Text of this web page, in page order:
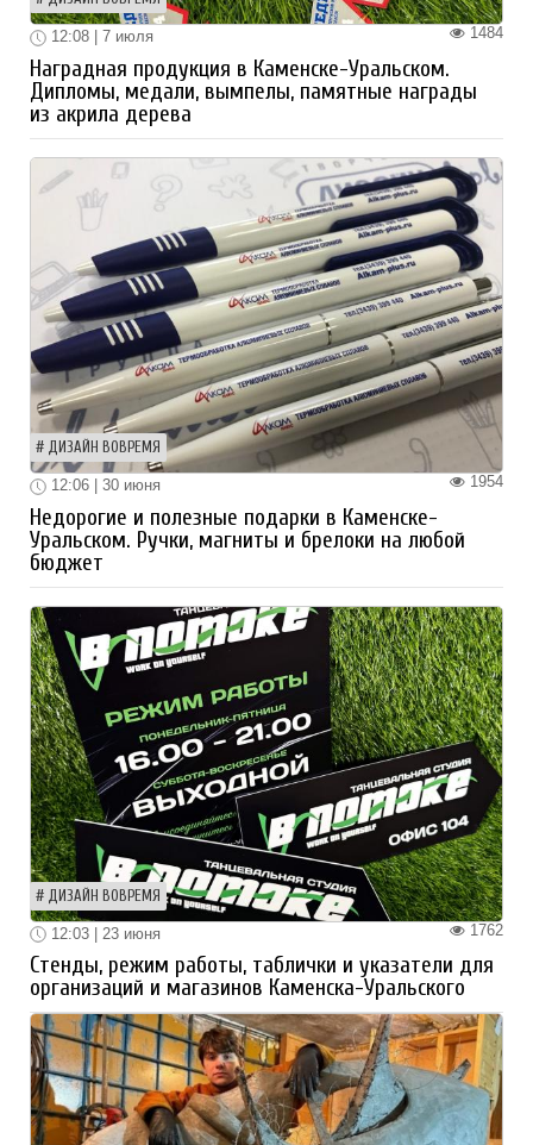
1484
12:08 | 7 июля
Наградная продукция в Каменске-Уральском.
Дипломы, медали, вымпелы, памятные награды
из акрила дерева
ДИЗАЙН ВОВРЕМЯ
1954
12:06 | 30 июня
Недорогие и полезные подарки в Каменске-
Уральском. Ручки, магниты и брелоки на любой
бюджет
ДИЗАЙН ВОВРЕМЯ
1762
12:03 | 23 июня
Стенды, режим работы, таблички и указатели для
организаций и магазинов Каменска-Уральского